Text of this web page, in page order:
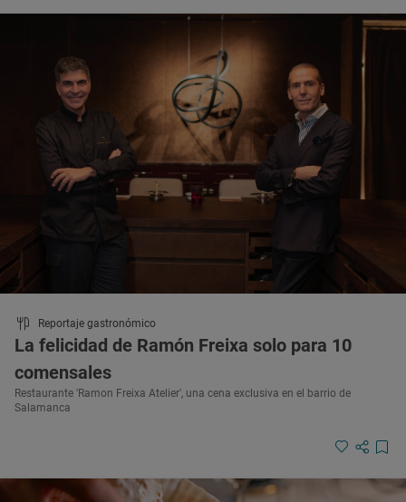
Reportaje gastronómico
La felicidad de Ramón Freixa solo para 10
comensales
Restaurante 'Ramon Freixa Atelier', una cena exclusiva en el barrio de
Salamanca